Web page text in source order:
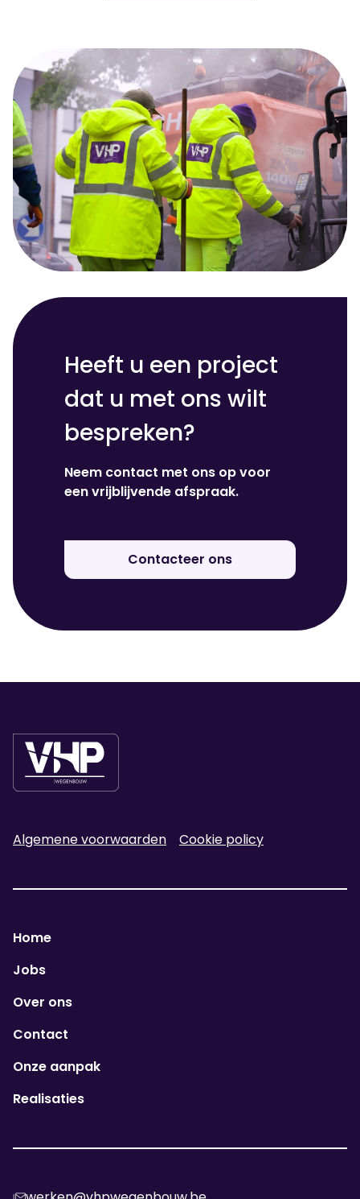
Heeft u een project
dat u met ons wilt
bespreken?
Neem contact met ons op voor
een vrijblijvende afspraak.
Contacteer ons
Algemene voorwaarden Cookie policy
Home
Jobs
Over ons
Contact
Onze aanpak
Realisaties